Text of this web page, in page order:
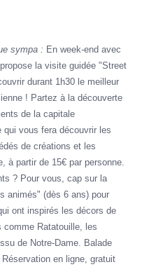
sympa : En week-end avec
la visite guidée "Street
durant 1h30 le meilleur
! Partez à la découverte
de la capitale
qui vous fera découvrir les
de créations et les
à partir de 15€ par personne.
? Pour vous, cap sur la
animés" (dès 6 ans) pour
ont inspirés les décors de
Ratatouille, les
de Notre-Dame. Balade
en ligne, gratuit